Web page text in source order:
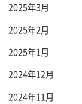
2025年3月
2025年2月
2025年1月
2024年12月
2024年11月